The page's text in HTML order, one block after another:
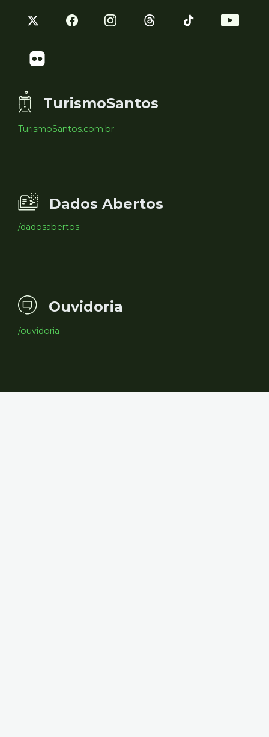
TurismoSantos
TurismoSantos.com.br
Dados Abertos
/dadosabertos
Ouvidoria
/ouvidoria